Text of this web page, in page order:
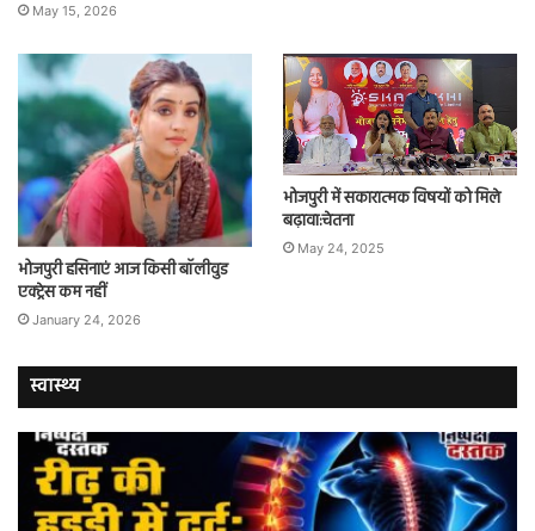
May 15, 2026
भोजपुरी हसिनाएं आज किसी बॉलीवुड
एक्ट्रेस कम नहीं
January 24, 2026
भोजपुरी में सकारात्मक विषयों को मिले
बढ़ावा:चेतना
May 24, 2025
स्वास्थ्य